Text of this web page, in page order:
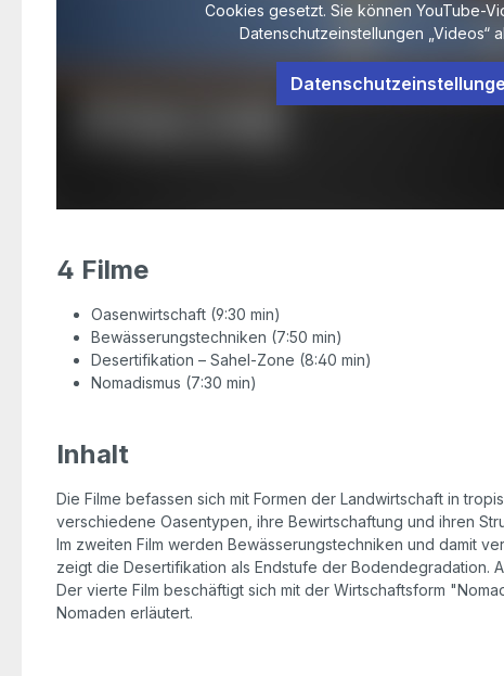
Cookies gesetzt. Sie können YouTube-
Datenschutzeinstellungen „Videos“
4 Filme
Oasenwirtschaft (9:30 min)
Bewässerungstechniken (7:50 min)
Desertifikation – Sahel-Zone (8:40 min)
Nomadismus (7:30 min)
Inhalt
Die Filme befassen sich mit Formen der Landwirtschaft in
verschiedene Oasentypen, ihre Bewirtschaftung und ihren
Im zweiten Film werden Bewässerungstechniken und damit
zeigt die Desertifikation als Endstufe der Bodendegradation.
Der vierte Film beschäftigt sich mit der Wirtschaftsform
Nomaden erläutert.